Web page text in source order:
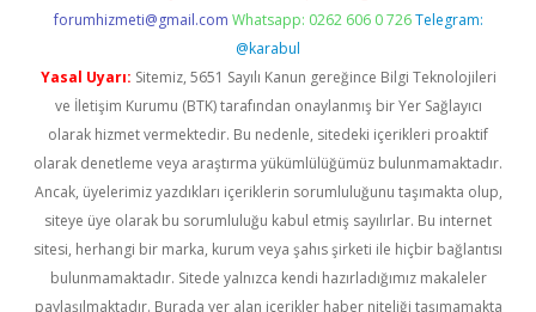
forumhizmeti@gmail.com Whatsapp: 0262 606 0 726 Telegram:
@karabul
Yasal Uyarı: Sitemiz, 5651 Sayılı Kanun gereğince Bilgi Teknolojileri
ve İletişim Kurumu (BTK) tarafından onaylanmış bir Yer Sağlayıcı
olarak hizmet vermektedir. Bu nedenle, sitedeki içerikleri proaktif
olarak denetleme veya araştırma yükümlülüğümüz bulunmamaktadır.
Ancak, üyelerimiz yazdıkları içeriklerin sorumluluğunu taşımakta olup,
siteye üye olarak bu sorumluluğu kabul etmiş sayılırlar. Bu internet
sitesi, herhangi bir marka, kurum veya şahıs şirketi ile hiçbir bağlantısı
bulunmamaktadır. Sitede yalnızca kendi hazırladığımız makaleler
paylaşılmaktadır. Burada yer alan içerikler haber niteliği taşımamakta